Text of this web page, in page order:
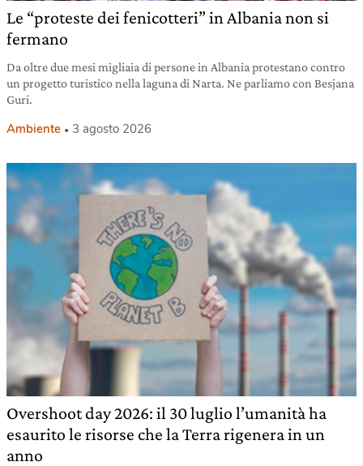
Le “proteste dei fenicotteri” in Albania non si
fermano
Da oltre due mesi migliaia di persone in Albania protestano contro
un progetto turistico nella laguna di Narta. Ne parliamo con Besjana
Guri.
Ambiente 3 agosto 2026
Overshoot day 2026: il 30 luglio l’umanità ha
esaurito le risorse che la Terra rigenera in un
anno